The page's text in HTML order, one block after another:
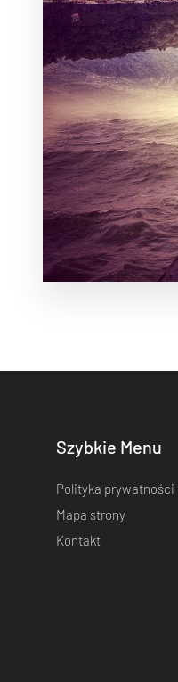
Szybkie Menu
Polityka prywatności
Mapa strony
Kontakt